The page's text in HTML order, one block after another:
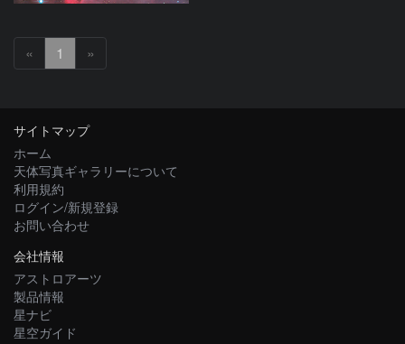
« 1 »
サイトマップ
ホーム
天体写真ギャラリーについて
利用規約
ログイン/新規登録
お問い合わせ
会社情報
アストロアーツ
製品情報
星ナビ
星空ガイド